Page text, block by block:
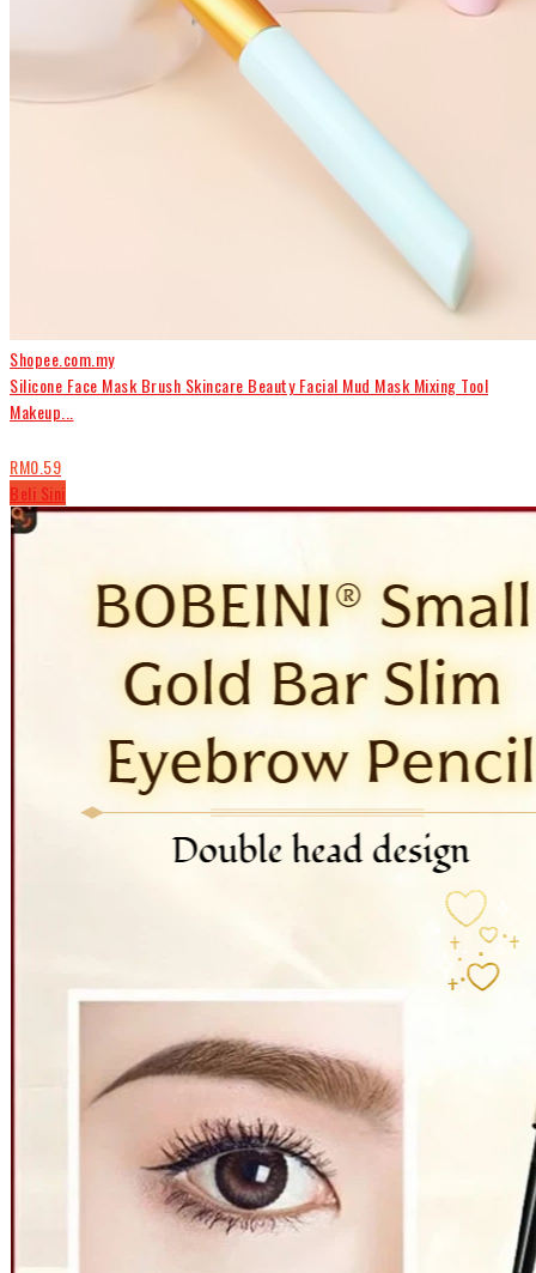
Shopee.com.my
Silicone Face Mask Brush Skincare Beauty Facial Mud Mask Mixing Tool
Makeup...
RM0.59
Beli Sini